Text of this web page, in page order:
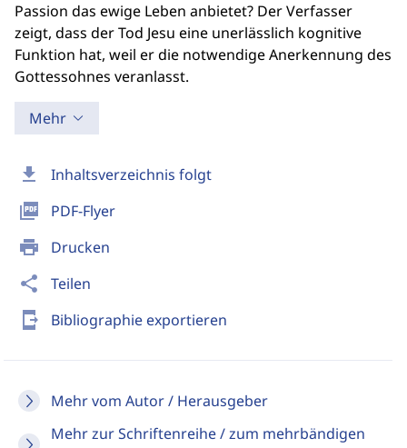
download Inhaltsverzeichnis folgt
picture_as_pdf PDF-Flyer
print Drucken
share Teilen
send_to_mobile Bibliographie exportieren
Mehr vom Autor / Herausgeber
Mehr zur Schriftenreihe / zum mehrbändigen
Passion das ewige Leben anbietet? Der Verfasser
zeigt, dass der Tod Jesu eine unerlässlich kognitive
Funktion hat, weil er die notwendige Anerkennung des
Gottessohnes veranlasst.
Mehr